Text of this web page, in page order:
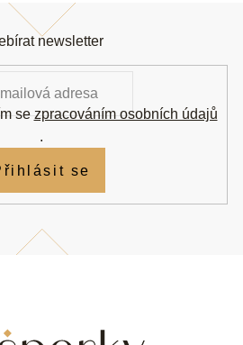
newsletter
se zpracováním osobních údajů
.
se